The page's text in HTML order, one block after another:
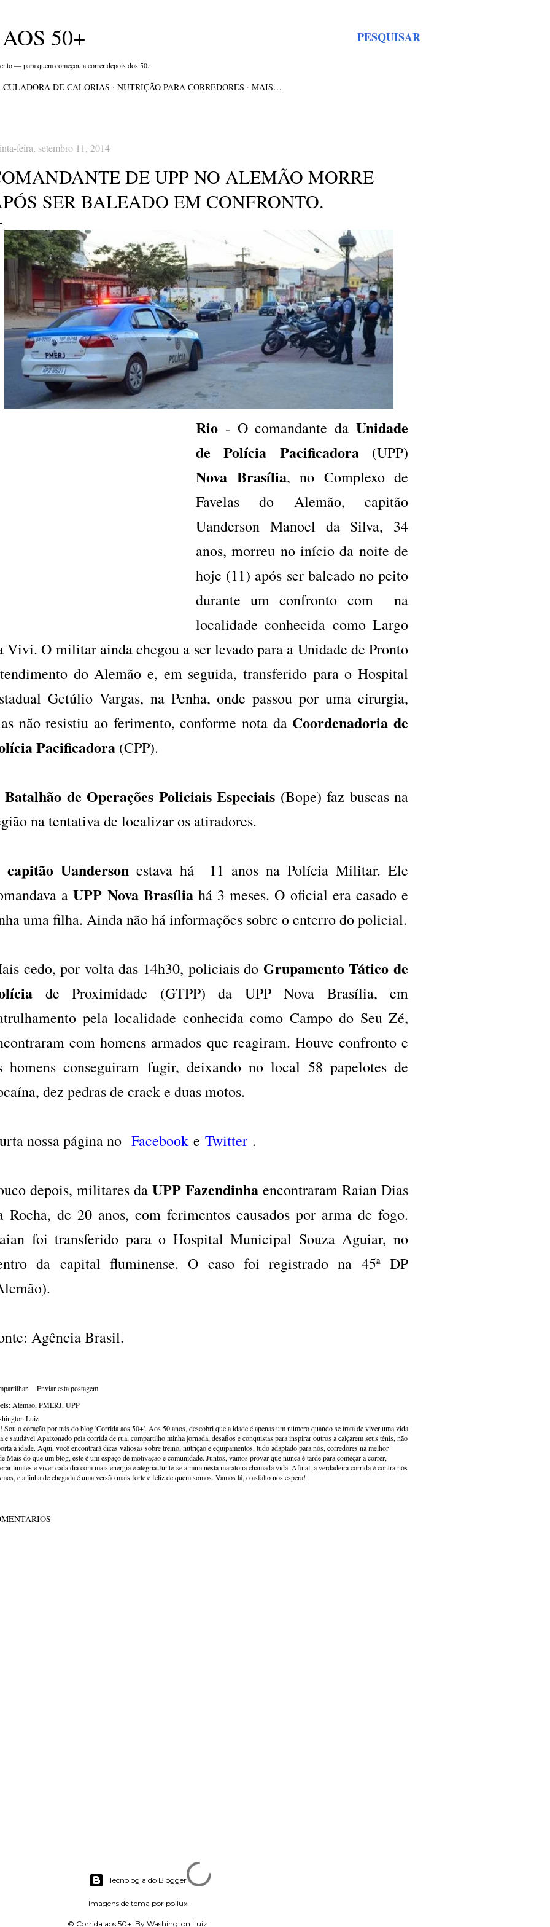
PESQUISAR
50+
— para quem começou a correr depois dos 50.
DE CALORIAS NUTRIÇÃO PARA CORREDORES MAIS…
feira, setembro 11, 2014
DE UPP NO ALEMÃO MORRE
SER BALEADO EM CONFRONTO.
Rio - O comandante da Unidade
de Polícia Pacificadora(UPP)
Nova Brasília, no Complexo de
Favelas do Alemão, capitão
Uanderson Manoel da Silva, 34
anos, morreu no início da noite de
hoje (11) após ser baleado no peito
durante um confronto com na
localidade conhecida como Largo
Vivi. O militar ainda chegou a ser levado para a Unidade de Pronto
do Alemão e, em seguida, transferido para o Hospital
Getúlio Vargas, na Penha, onde passou por uma cirurgia,
não resistiu ao ferimento, conforme nota da Coordenadoria de
Pacificadora (CPP).
Batalhão de Operações Policiais Especiais (Bope) faz buscas na
na tentativa de localizar os atiradores.
capitão Uandersonestava há 11 anos na Polícia Militar. Ele
aUPP Nova Brasília há 3 meses. O oficial era casado e
uma filha. Ainda não há informações sobre o enterro do policial.
cedo, por volta das 14h30, policiais do Grupamento Tático de
de Proximidade (GTPP) da UPP Nova Brasília, em
pela localidade conhecida como Campo do Seu Zé,
com homens armados que reagiram. Houve confronto e
homens conseguiram fugir, deixando no local 58 papelotes de
dez pedras de crack e duas motos.
nossa página no Facebook e Twitter .
depois, militares da UPP Fazendinha encontraram Raian Dias
Rocha, de 20 anos, com ferimentos causados por arma de fogo.
foi transferido para o Hospital Municipal Souza Aguiar, no
da capital fluminense. O caso foi registrado na 45ª DP
Agência Brasil.
Enviar esta postagem
Alemão PMERJ UPP
Luiz
Sou o coração por trás do blog 'Corrida aos 50+'. Aos 50 anos, descobri que a idade é apenas um número quando se trata de viver uma vida
e saudável.Apaixonado pela corrida de rua, compartilho minha jornada, desafios e conquistas para inspirar outros a calçarem seus tênis, não
a idade. Aqui, você encontrará dicas valiosas sobre treino, nutrição e equipamentos, tudo adaptado para nós, corredores na melhor
do que um blog, este é um espaço de motivação e comunidade. Juntos, vamos provar que nunca é tarde para começar a correr,
limites e viver cada dia com mais energia e alegria.Junte-se a mim nesta maratona chamada vida. Afinal, a verdadeira corrida é contra nós
e a linha de chegada é uma versão mais forte e feliz de quem somos. Vamos lá, o asfalto nos espera!
Tecnologia do Blogger
Imagens de tema por pollux
© Corrida aos 50+. By Washington Luiz